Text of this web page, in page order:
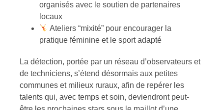
organisés avec le soutien de partenaires
locaux
Ateliers “mixité” pour encourager la
pratique féminine et le sport adapté
La détection, portée par un réseau d’observateurs et
de techniciens, s’étend désormais aux petites
communes et milieux ruraux, afin de repérer les
talents qui, avec temps et soin, deviendront peut-